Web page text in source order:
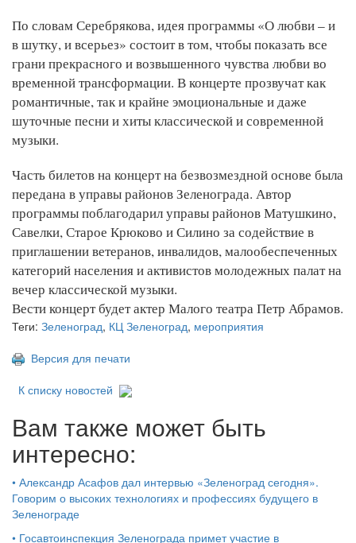
По словам Серебрякова, идея программы «О любви – и
в шутку, и всерьез» состоит в том, чтобы показать все
грани прекрасного и возвышенного чувства любви во
временной трансформации. В концерте прозвучат как
романтичные, так и крайне эмоциональные и даже
шуточные песни и хиты классической и современной
музыки.
Часть билетов на концерт на безвозмездной основе была
передана в управы районов Зеленограда. Автор
программы поблагодарил управы районов Матушкино,
Савелки, Старое Крюково и Силино за содействие в
приглашении ветеранов, инвалидов, малообеспеченных
категорий населения и активистов молодежных палат на
вечер классической музыки.
Вести концерт будет актер Малого театра Петр Абрамов.
Теги: Зеленоград, КЦ Зеленоград, мероприятия
Версия для печати
К списку новостей
Вам также может быть
интересно:
• Александр Асафов дал интервью «Зеленоград сегодня».
Говорим о высоких технологиях и профессиях будущего в
Зеленограде
• Госавтоинспекция Зеленограда примет участие в